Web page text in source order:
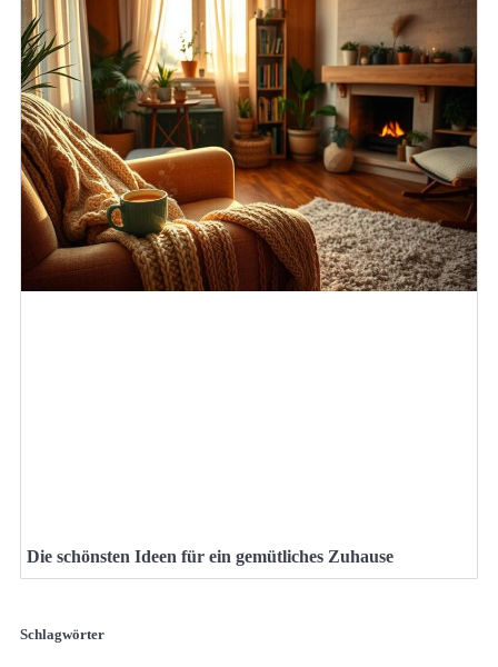
Die schönsten Ideen für ein gemütliches Zuhause
Schlagwörter